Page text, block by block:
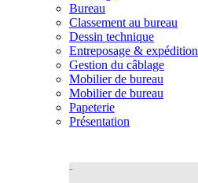
Bureau
Classement au bureau
Dessin technique
Entreposage & expédition
Gestion du câblage
Mobilier de bureau
Mobilier de bureau
Papeterie
Présentation